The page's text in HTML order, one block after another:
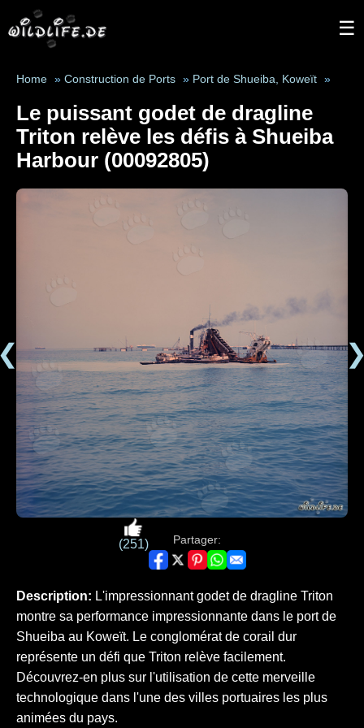
☰
Home » Construction de Ports » Port de Shueiba, Koweït »
Le puissant godet de dragline
Triton relève les défis à Shueiba
Harbour (00092805)
(251) Partager:
Description: L'impressionnant godet de dragline Triton
montre sa performance impressionnante dans le port de
Shueiba au Koweït. Le conglomérat de corail dur
représente un défi que Triton relève facilement.
Découvrez-en plus sur l'utilisation de cette merveille
technologique dans l'une des villes portuaires les plus
animées du pays.